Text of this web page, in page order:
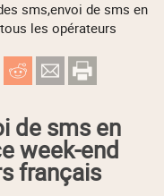
sms,envoi de sms en
les opérateurs
de sms en
week-end
français